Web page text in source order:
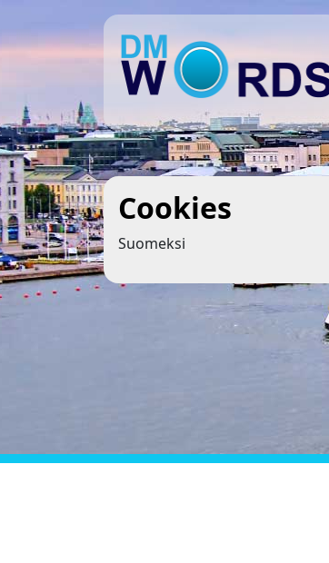
Cookies
Suomeksi